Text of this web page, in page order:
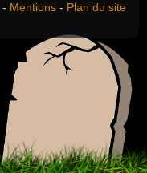
- Mentions - Plan du site